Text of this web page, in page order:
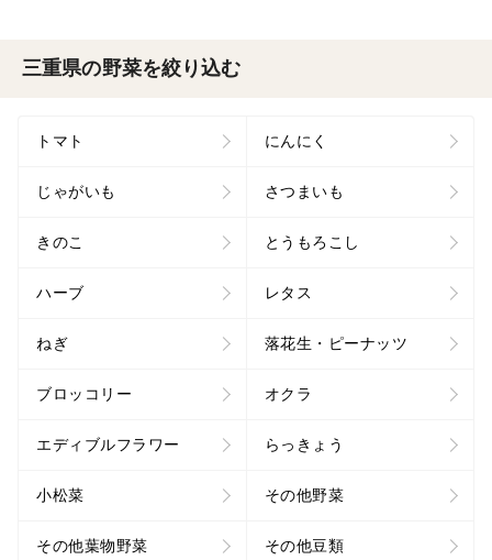
三重県の野菜を絞り込む
トマト にんにく
じゃがいも さつまいも
きのこ とうもろこし
ハーブ レタス
ねぎ 落花生・ピーナッツ
ブロッコリー オクラ
エディブルフラワー らっきょう
小松菜 その他野菜
その他葉物野菜 その他豆類